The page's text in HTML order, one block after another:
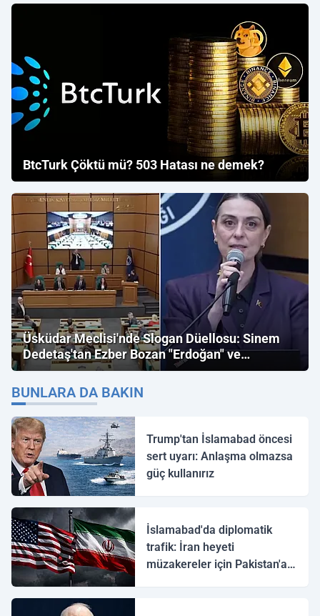
BtcTurk Çöktü mü? 503 Hatası ne demek?
Üsküdar Meclisi'nde Slogan Düellosu: Sinem
Dedetaş'tan Ezber Bozan "Erdoğan" ve
"İmamoğlu" Çıkışı!
BUNLARA DA BAKIN
Trump'tan İslamabad öncesi
sert uyarı: Anlaşma olmazsa
güç kullanırız
İslamabad'da diplomatik
trafik: İran heyeti
müzakereler için Pakistan'a